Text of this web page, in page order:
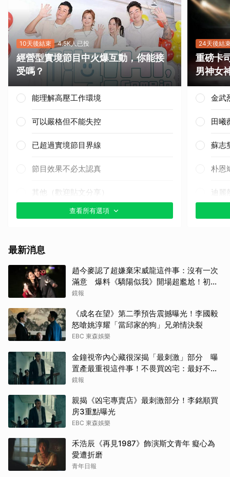
10天後結束 4.5K人已投
經營型實境節目中火爆互動，你能接
受嗎？
能理解高壓工作環境
可以嚴格但不能失控
已超過實境節目界線
節目效果不必太認真
其他（歡迎貼文分享）
查看所有選項
24天後結
重磅卡
男神女
金武
田曦
蘇志
朴恩
迪麗
楊洋
張凌
金高
小栗
最新消息
趙今麥認了超嫌棄宋威龍這件事：沒有一次
滿意 爆料《驕陽似我》開場超尷尬！初見
面就上演親密戲
鏡報
《成名在望》第二季預告震撼曝光！李國毅
怒嗆姚淳耀「當邱家的狗」兄弟情決裂
EBC 東森娛樂
金鐘視帝內心藏很深揭「最刺激」部分 曝
置產最重視這件事！不畏買凶宅：最好不要
知道
鏡報
親揭《凶宅專賣店》最刺激部分！李銘順買
房3重點曝光
EBC 東森娛樂
禾浩辰《再見1987》飾演斯文青年 癡心為
愛遭折磨
青年日報